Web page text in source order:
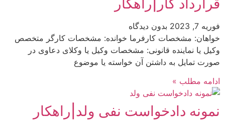
فوریه 7, 2023
بدون دیدگاه
خواهان: مشخصات کارفرما خوانده: مشخصات کارگر متخصص
وکیل یا نماینده قانونی: مشخصات وکیل یا وکلای دعاوی در
صورت تمایل به داشتن آن خواسته یا موضوع
ادامه مطلب »
نمونه دادخواست نفی ولد|راهکار